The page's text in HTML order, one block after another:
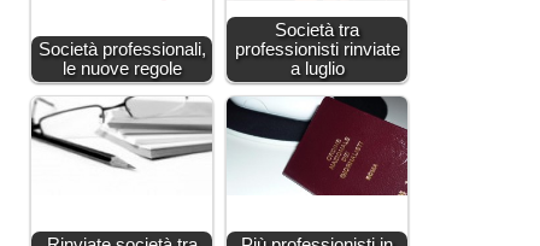
Società professionali,
le nuove regole
Società tra
professionisti rinviate
a luglio